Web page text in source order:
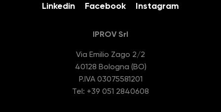
Linkedin Facebook Instagram
IPROV Srl
Via Emilio Zago 2/2
40128 Bologna (BO)
P.IVA 03075581201
Tel: +39 051 2840608